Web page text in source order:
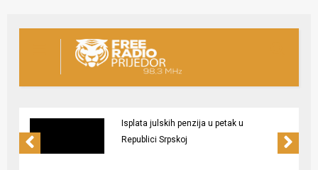
Isplata julskih penzija u petak u
Republici Srpskoj